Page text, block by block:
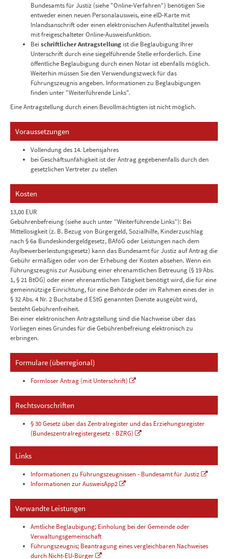
Bundesamts für Justiz (siehe "Online-Verfahren") benötigen Sie
entweder einen neuen Personalausweis, eine eID-Karte mit
Inlandsanschrift oder einen elektronischen Aufenthaltstitel jeweils
mit freigeschalteter Online-Ausweisfunktion.
Beischriftlicher Antragstellung ist die Beglaubigung Ihrer
Unterschrift durch eine siegelführende Stelle erforderlich. Eine
öffentliche Beglaubigung durch einen Notar ist ebenfalls möglich.
Weiterhin müssen Sie den Verwendungszweck für das
Führungszeugnis angeben. Informationen zu Beglaubigungen
finden unter "Weiterführende Links".
Eine Antragstellung durch einen Bevollmächtigten ist nicht möglich.
Voraussetzungen
Vollendung des 14. Lebensjahres
bei Geschäftsunfähigkeit ist der Antrag gegebenenfalls durch den
gesetzlichen Vertreter zu stellen
Kosten
13,00 EUR
Gebührenbefreiung (siehe auch unter "Weiterführende Links"): Bei
Mittellosigkeit (z. B. Bezug von Bürgergeld, Sozialhilfe, Kinderzuschlag
nach § 6a Bundeskindergeldgesetz, BAföG oder Leistungen nach dem
Asylbewerberleistungsgesetz) kann das Bundesamt für Justiz auf Antrag die
Gebühr ermäßigen oder von der Erhebung der Kosten absehen. Wenn ein
Führungszeugnis zur Ausübung einer ehrenamtlichen Betreuung (§ 19 Abs.
1, § 21 BtOG) oder einer ehrenamtlichen Tätigkeit benötigt wird, die für eine
gemeinnützige Einrichtung, für eine Behörde oder im Rahmen eines der in
§ 32 Abs. 4 Nr. 2 Buchstabe d EStG genannten Dienste ausgeübt wird,
besteht Gebührenfreiheit.
Bei einer elektronischen Antragstellung sind die Nachweise über das
Vorliegen eines Grundes für die Gebührenbefreiung elektronisch zu
erbringen.
Formulare (überregional)
Formloser Antrag (mit Unterschrift)
Rechtsvorschriften
§ 30 Gesetz über das Zentralregister und das Erziehungsregister
(Bundeszentralregistergesetz - BZRG)
Links
Informationen zu Führungszeugnissen - Bundesamt für Justiz
Informationen zur AusweisApp2
Verwandte Leistungen
Amtliche Beglaubigung; Einholung bei der Gemeinde oder
Verwaltungsgemeinschaft
Führungszeugnis; Beantragung eines vergleichbaren Nachweises
durch Nicht-EU-Bürger